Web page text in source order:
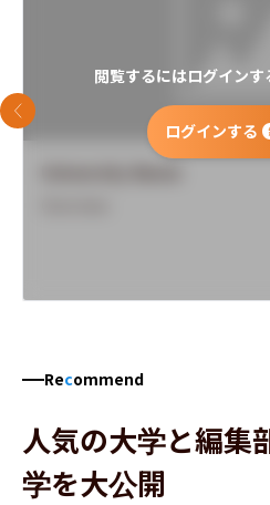
閲覧するにはログインす
ログインする
前のスライド
Recommend
人気の大学と編集
学を大公開